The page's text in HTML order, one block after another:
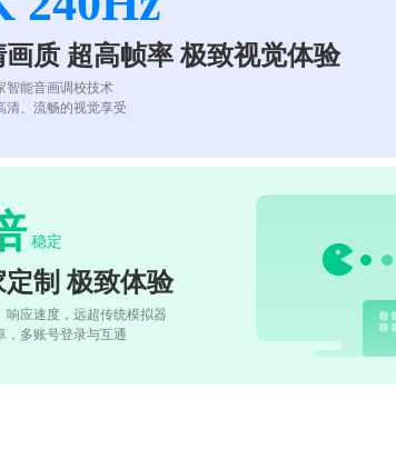
画质 超高帧率 极致视觉体验
智能音画调校技术
清、流畅的视觉享受
稳定
制 极致体验
响应速度，远超传统模拟器
，多账号登录与互通